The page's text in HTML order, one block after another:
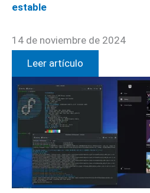
estable
14 de noviembre de 2024
Leer artículo